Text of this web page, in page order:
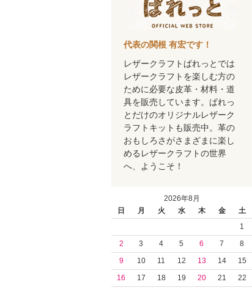
代表の関根 有宏です！
レザークラフトぱれっとでは
レザークラフトを楽しむ方の
ために必要な皮革・材料・道
具を販売しています。ぱれっ
とだけのオリジナルレザーク
ラフトキットも販売中。革の
おもしろさがさまざまに楽し
めるレザークラフトの世界
へ、ようこそ！
2026年8月
日
月 火 水 木 金
土
1
2
3 4 5 6 7
8
9
10 11 12 13 14
15
16
17 18 19 20 21
22